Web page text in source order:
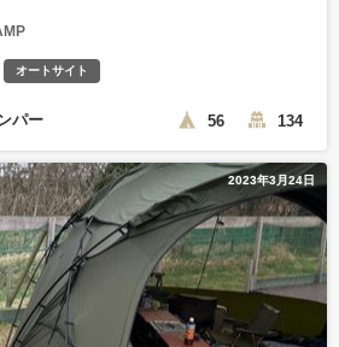
オートサイト
パー 56 134
2023年3月24日